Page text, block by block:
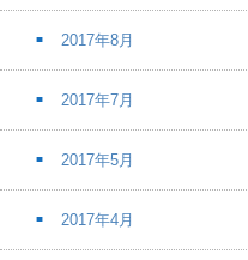
2017年8月
2017年7月
2017年5月
2017年4月